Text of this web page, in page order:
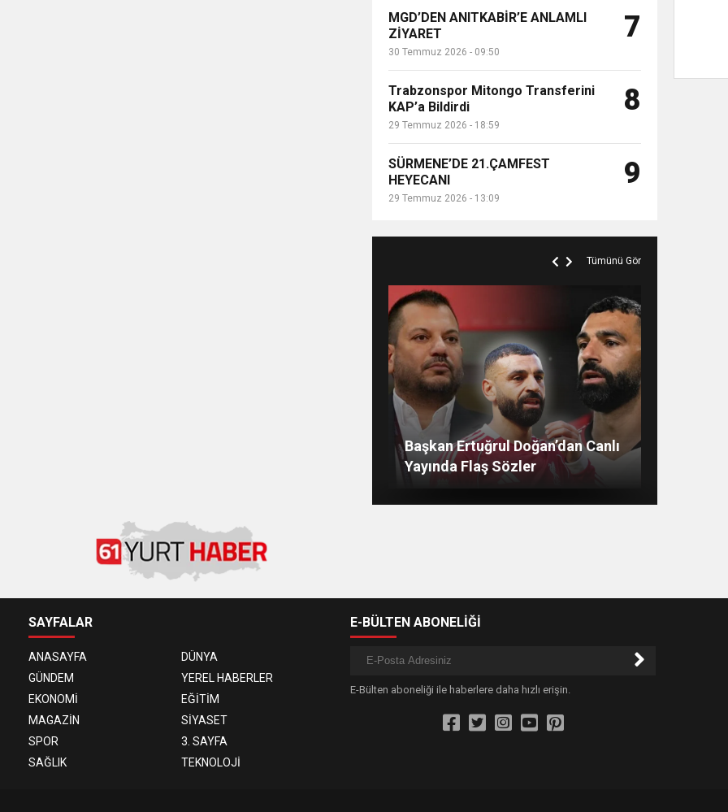
MGD’DEN ANITKABİR’E ANLAMLI
ZİYARET
30 Temmuz 2026 - 09:50
7
Trabzonspor Mitongo Transferini
KAP’a Bildirdi
29 Temmuz 2026 - 18:59
8
SÜRMENE’DE 21.ÇAMFEST
HEYECANI
29 Temmuz 2026 - 13:09
9
Tümünü Gör
Mohamed Salah’ın Trabzon’da
İlk Sözleri!
Başkan Ertuğrul Doğan’dan Canlı
Yayında Flaş Sözler
Salah’ın Trabzon Programı
Netleşti! Geliyor
MANİFEST’İN İLK OTEL KONSERİ
7 AĞUSTOS’TA ANTALYA’DA
SAYFALAR
ANASAYFA
DÜNYA
GÜNDEM
YEREL HABERLER
EKONOMİ
EĞİTİM
MAGAZİN
SİYASET
SPOR
3. SAYFA
SAĞLIK
TEKNOLOJİ
E-BÜLTEN ABONELİĞİ
E-Bülten aboneliği ile haberlere daha hızlı erişin.